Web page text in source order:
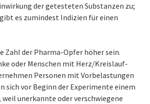
der getesteten Substanzen zu;
es zumindest Indizien für einen
Zahl der Pharma-Opfer höher sein.
oder Menschen mit Herz/Kreislauf-
Personen mit Vorbelastungen
sich vor Beginn der Experimente einem
unerkannte oder verschwiegene